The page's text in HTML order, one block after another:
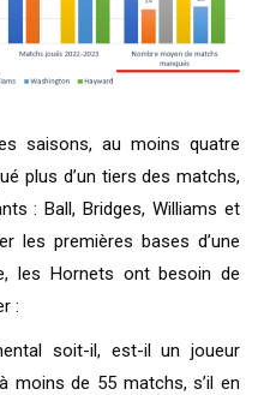
saisons, au moins quatre
plus d’un tiers des matchs,
: Ball, Bridges, Williams et
les premières bases d’une
les Hornets ont besoin de
:
soit-il, est-il un joueur
moins de 55 matchs, s’il en